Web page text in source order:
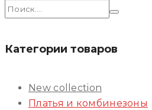
Искать:
Категории товаров
New collection
Платья и комбинезоны